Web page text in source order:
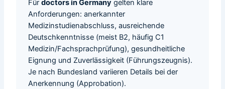
Fürdoctors in Germany gelten klare
Anforderungen: anerkannter
Medizinstudienabschluss, ausreichende
Deutschkenntnisse (meist B2, häufig C1
Medizin/Fachsprachprüfung), gesundheitliche
Eignung und Zuverlässigkeit (Führungszeugnis).
Je nach Bundesland variieren Details bei der
Anerkennung (Approbation).